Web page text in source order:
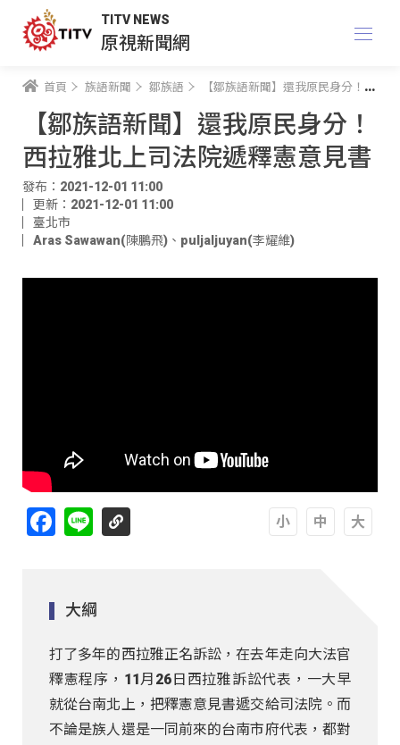
TITV NEWS
原視新聞網
首頁 族語新聞 鄒族語 【鄒族語新聞】還我原民身分！ 西拉雅北上司法院遞釋憲意見書
【鄒族語新聞】還我原民身分！
西拉雅北上司法院遞釋憲意見書
發布：2021-12-01 11:00
更新：2021-12-01 11:00
臺北市
Aras Sawawan(陳鵬飛) 、 puljaljuyan(李耀維)
Facebook
Line
大綱
打了多年的西拉雅正名訴訟，在去年走向大法官
釋憲程序，11月26日西拉雅訴訟代表，一大早
就從台南北上，把釋憲意見書遞交給司法院。而
不論是族人還是一同前來的台南市府代表，都對